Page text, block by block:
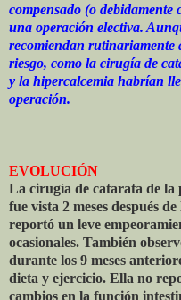
compensado (o debidamente
una operación electiva.
recomiendan rutinariamente
riesgo, como la cirugía de
y la hipercalcemia habrían
operación.
EVOLUCIÓN
La cirugía de catarata de la
fue vista 2 meses después
reportó un leve
ocasionales. También
durante los 9 meses
dieta y ejercicio. Ella no
cambios en la función